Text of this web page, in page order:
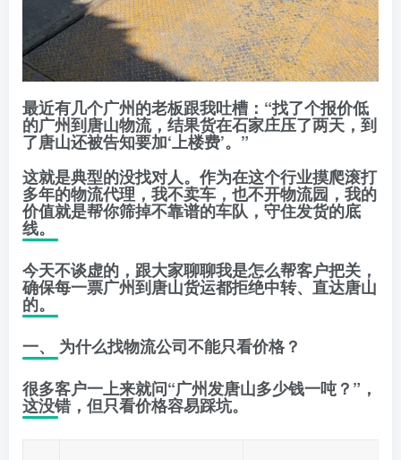
最近有几个广州的老板跟我吐槽：“找了个报价低
的广州到唐山物流，结果货在石家庄压了两天，到
了唐山还被告知要加‘上楼费’。”
这就是典型的没找对人。作为在这个行业摸爬滚打
多年的物流代理，我不卖车，也不开物流园，我的
价值就是帮你筛掉不靠谱的车队，守住发货的底
线。
今天不谈虚的，跟大家聊聊我是怎么帮客户把关，
确保每一票广州到唐山货运都拒绝中转、直达唐山
的。
一、 为什么找物流公司不能只看价格？
很多客户一上来就问“广州发唐山多少钱一吨？”，
这没错，但只看价格容易踩坑。